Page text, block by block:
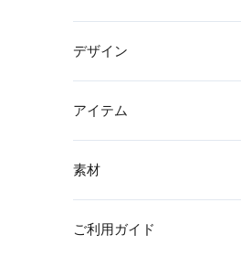
デザイン
アイテム
素材
ご利用ガイド